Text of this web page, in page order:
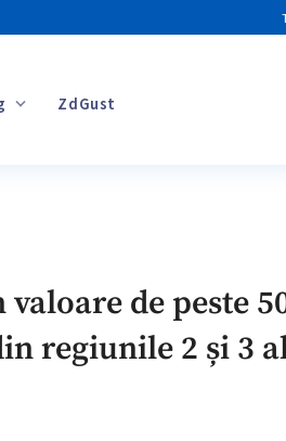
ZdGust
de peste
regiunile 2 și 3